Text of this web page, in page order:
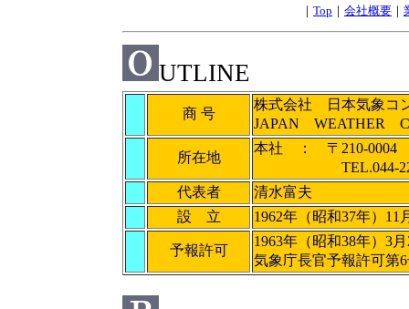
｜ Top ｜ 会社概要 ｜
UTLINE
商 号
株式会社 日本気象コ
JAPAN WEATHER
所在地
本社 ： 〒210-0004
TEL.044-222-
代表者
清水富夫
設 立
1962年（昭和37年）11
予報許可
1963年（昭和38年）3
気象庁長官予報許可第